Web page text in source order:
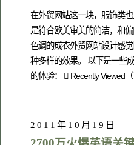
在外贸网站这一块，服饰类
是符合欧美审美的简洁，和
色调的成衣外贸网站设计感
种多样的效果。 以下是一些
的体验：  Recently Viewed
2011年10月19日